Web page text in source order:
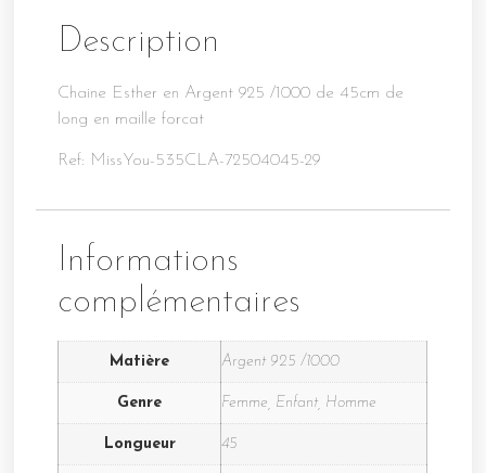
Description
Chaine Esther en Argent 925 /1000 de 45cm de
long en maille forcat
Ref: MissYou-535CLA-72504045-29
Informations
complémentaires
Matière Argent 925 /1000
Genre Femme, Enfant, Homme
Longueur 45